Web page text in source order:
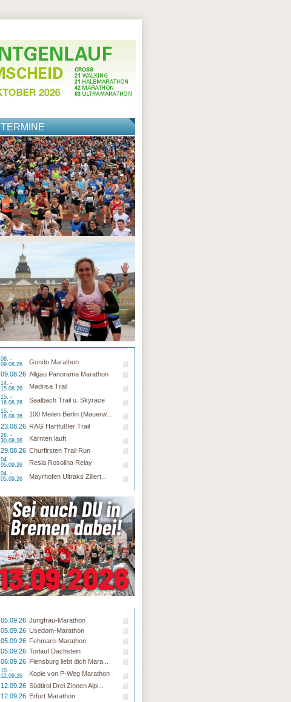
TERMINE
08. -
09.08.26
Gondo Marathon
09.08.26 Allgäu Panorama Marathon
14. -
15.08.26
Madrisa Trail
15. -
16.08.26
Saalbach Trail u. Skyrace
15. -
16.08.26
100 Meilen Berlin (Mauerw...
23.08.26 RAG Hartfüßler Trail
28. -
30.08.26
Kärnten läuft
29.08.26 Churfirsten Trail Run
04. -
05.09.26
Resia Rosolina Relay
04. -
05.09.26
Mayrhofen Ultraks Zillert...
05.09.26 Jungfrau-Marathon
05.09.26 Usedom-Marathon
05.09.26 Fehmarn-Marathon
05.09.26 Torlauf Dachstein
06.09.26 Flensburg liebt dich Mara...
10. -
12.09.26
Kopie von P-Weg Marathon
12.09.26 Südtirol Drei Zinnen Alpi...
12.09.26 Erfurt Marathon